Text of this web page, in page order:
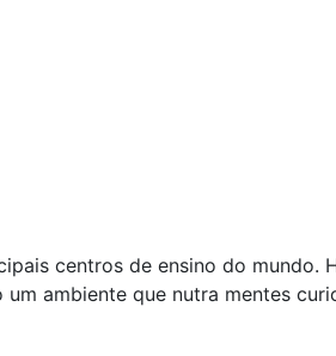
centros de ensino do mundo.
ambiente que nutra mentes